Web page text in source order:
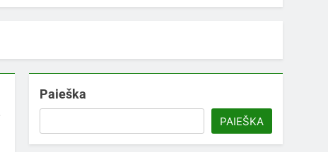
Paieška
PAIEŠKA